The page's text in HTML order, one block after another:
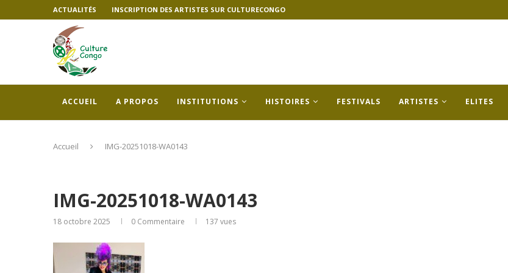
ACTUALITÉS INSCRIPTION DES ARTISTES SUR CULTURECONGO
ACCUEIL A PROPOS INSTITUTIONS HISTOIRES FESTIVALS ARTISTES ELITES
Accueil IMG-20251018-WA0143
IMG-20251018-WA0143
18 octobre 2025 0 Commentaire 137 vues